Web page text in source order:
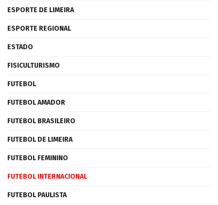
ESPORTE DE LIMEIRA
ESPORTE REGIONAL
ESTADO
FISICULTURISMO
FUTEBOL
FUTEBOL AMADOR
FUTEBOL BRASILEIRO
FUTEBOL DE LIMEIRA
FUTEBOL FEMININO
FUTEBOL INTERNACIONAL
FUTEBOL PAULISTA